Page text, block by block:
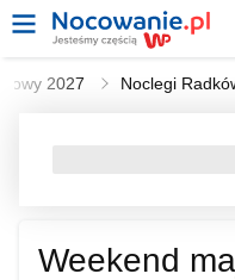
2027 Noclegi
Weekend